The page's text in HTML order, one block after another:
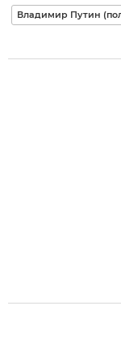
Владимир Путин